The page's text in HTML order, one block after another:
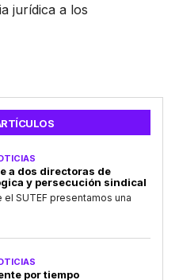
jurídica a los
a dos directoras de
y persecución sindical
SUTEF presentamos una
por tiempo